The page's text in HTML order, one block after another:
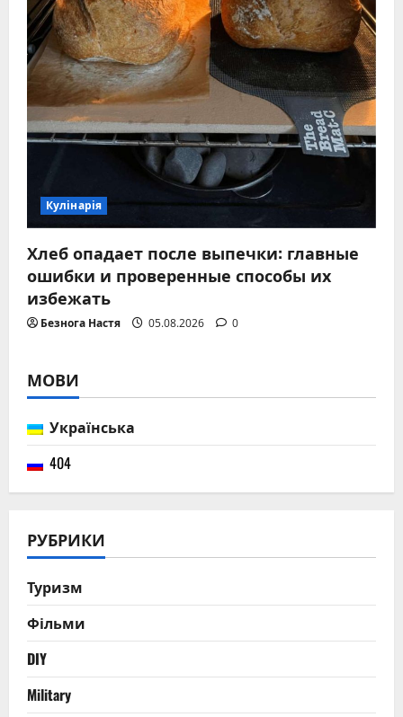
Кулінарія
Хлеб опадает после выпечки: главные
ошибки и проверенные способы их
избежать
Безнога Настя 05.08.2026 0
МОВИ
Українська
404
РУБРИКИ
Туризм
Фільми
DIY
Military